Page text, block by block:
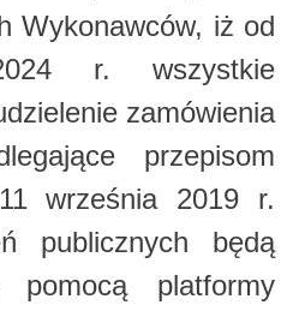
Wykonawców, iż od
r. wszystkie
zamówienia
przepisom
września 2019 r.
publicznych będą
pomocą platformy